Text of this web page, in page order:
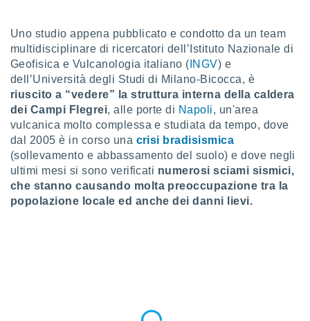
al sito
di
nostri
ci
di
il
un
Uno studio appena pubblicato e condotto da un team
multidisciplinare di ricercatori dell’Istituto Nazionale di
Geofisica e Vulcanologia italiano ( INGV) e
dell’Università degli Studi di Milano-Bicocca, è
riuscito a “vedere” la struttura interna della caldera
dei Campi Flegrei, alle porte di Napoli, un'area
vulcanica molto complessa e studiata da tempo, dove
dal 2005 è in corso una crisi bradisismica
(sollevamento e abbassamento del suolo) e dove negli
ultimi mesi si sono verificati numerosi sciami sismici,
che stanno causando molta preoccupazione tra la
popolazione locale ed anche dei danni lievi.